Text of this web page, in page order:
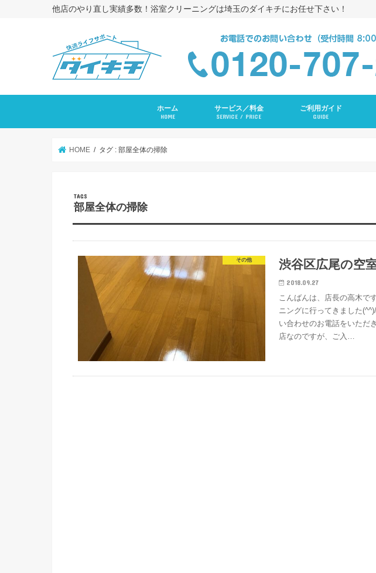
他店のやり直し実績多数！浴室クリーニングは埼玉のダイキチにお任せ下さい！
ホーム
HOME
サービス／料金
SERVICE / PRICE
ご利用ガイド
GUIDE
HOME タグ : 部屋全体の掃除
部屋全体の掃除
その他 渋谷区広尾の空
2018.09.27
こんばんは、店長の高木で
ニングに行ってきました
い合わせのお電話をいただ
店なのですが、ご入…